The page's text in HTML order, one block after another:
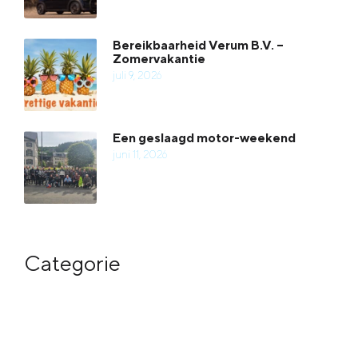
Bereikbaarheid Verum B.V. –
Zomervakantie
juli 9, 2026
Een geslaagd motor-weekend
juni 11, 2026
Categorie